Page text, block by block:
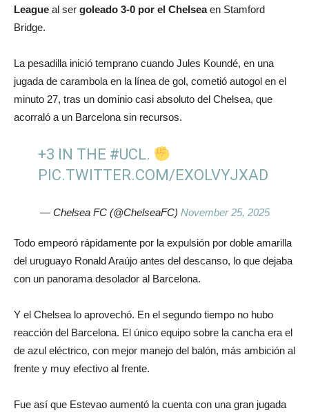
League al ser goleado 3-0 por el Chelseaen Stamford
Bridge.
La pesadilla inició temprano cuando Jules Koundé, en una
jugada de carambola en la línea de gol, cometió autogol en el
minuto 27, tras un dominio casi absoluto del Chelsea, que
acorraló a un Barcelona sin recursos.
+3 IN THE #UCL.
PIC.TWITTER.COM/EXOLVYJXAD
— Chelsea FC (@ChelseaFC) November 25, 2025
Todo empeoró rápidamente por la expulsión por doble amarilla
del uruguayo Ronald Araújo antes del descanso, lo que dejaba
con un panorama desolador al Barcelona.
Y el Chelsea lo aprovechó. En el segundo tiempo no hubo
reacción del Barcelona. El único equipo sobre la cancha era el
de azul eléctrico, con mejor manejo del balón, más ambición al
frente y muy efectivo al frente.
Fue así que Estevao aumentó la cuenta con una gran jugada